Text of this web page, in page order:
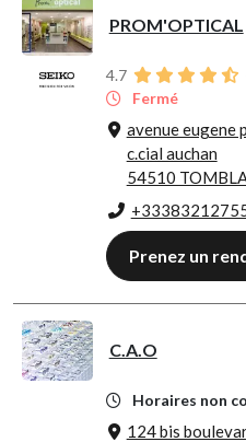
PROM'OPTICAL
4.7
Fermé
avenue eugene
c.cial auchan
54510
Prenez un
C.A.O
Horaires non
124 bis